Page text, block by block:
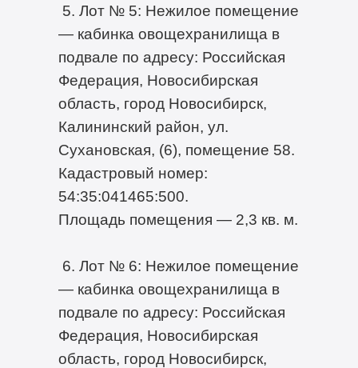
5. Лот № 5: Нежилое помещение
— кабинка овощехранилища в
подвале по адресу: Российская
Федерация, Новосибирская
область, город Новосибирск,
Калининский район, ул.
Сухановская, (6), помещение 58.
Кадастровый номер:
54:35:041465:500.
Площадь помещения — 2,3 кв. м.
6. Лот № 6: Нежилое помещение
— кабинка овощехранилища в
подвале по адресу: Российская
Федерация, Новосибирская
область, город Новосибирск,